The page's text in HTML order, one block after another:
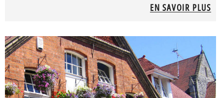
EN SAVOIR PLUS